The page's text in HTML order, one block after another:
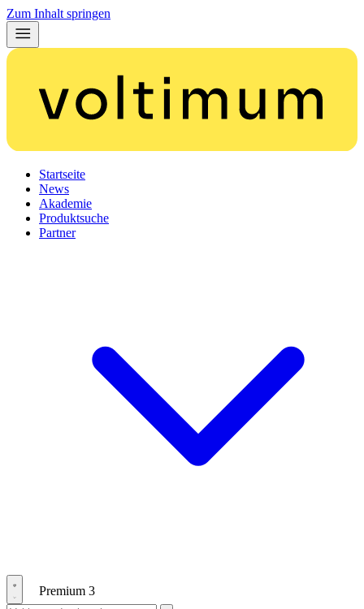
Zum Inhalt springen
Startseite
News
Akademie
Produktsuche
Partner
Premium 3